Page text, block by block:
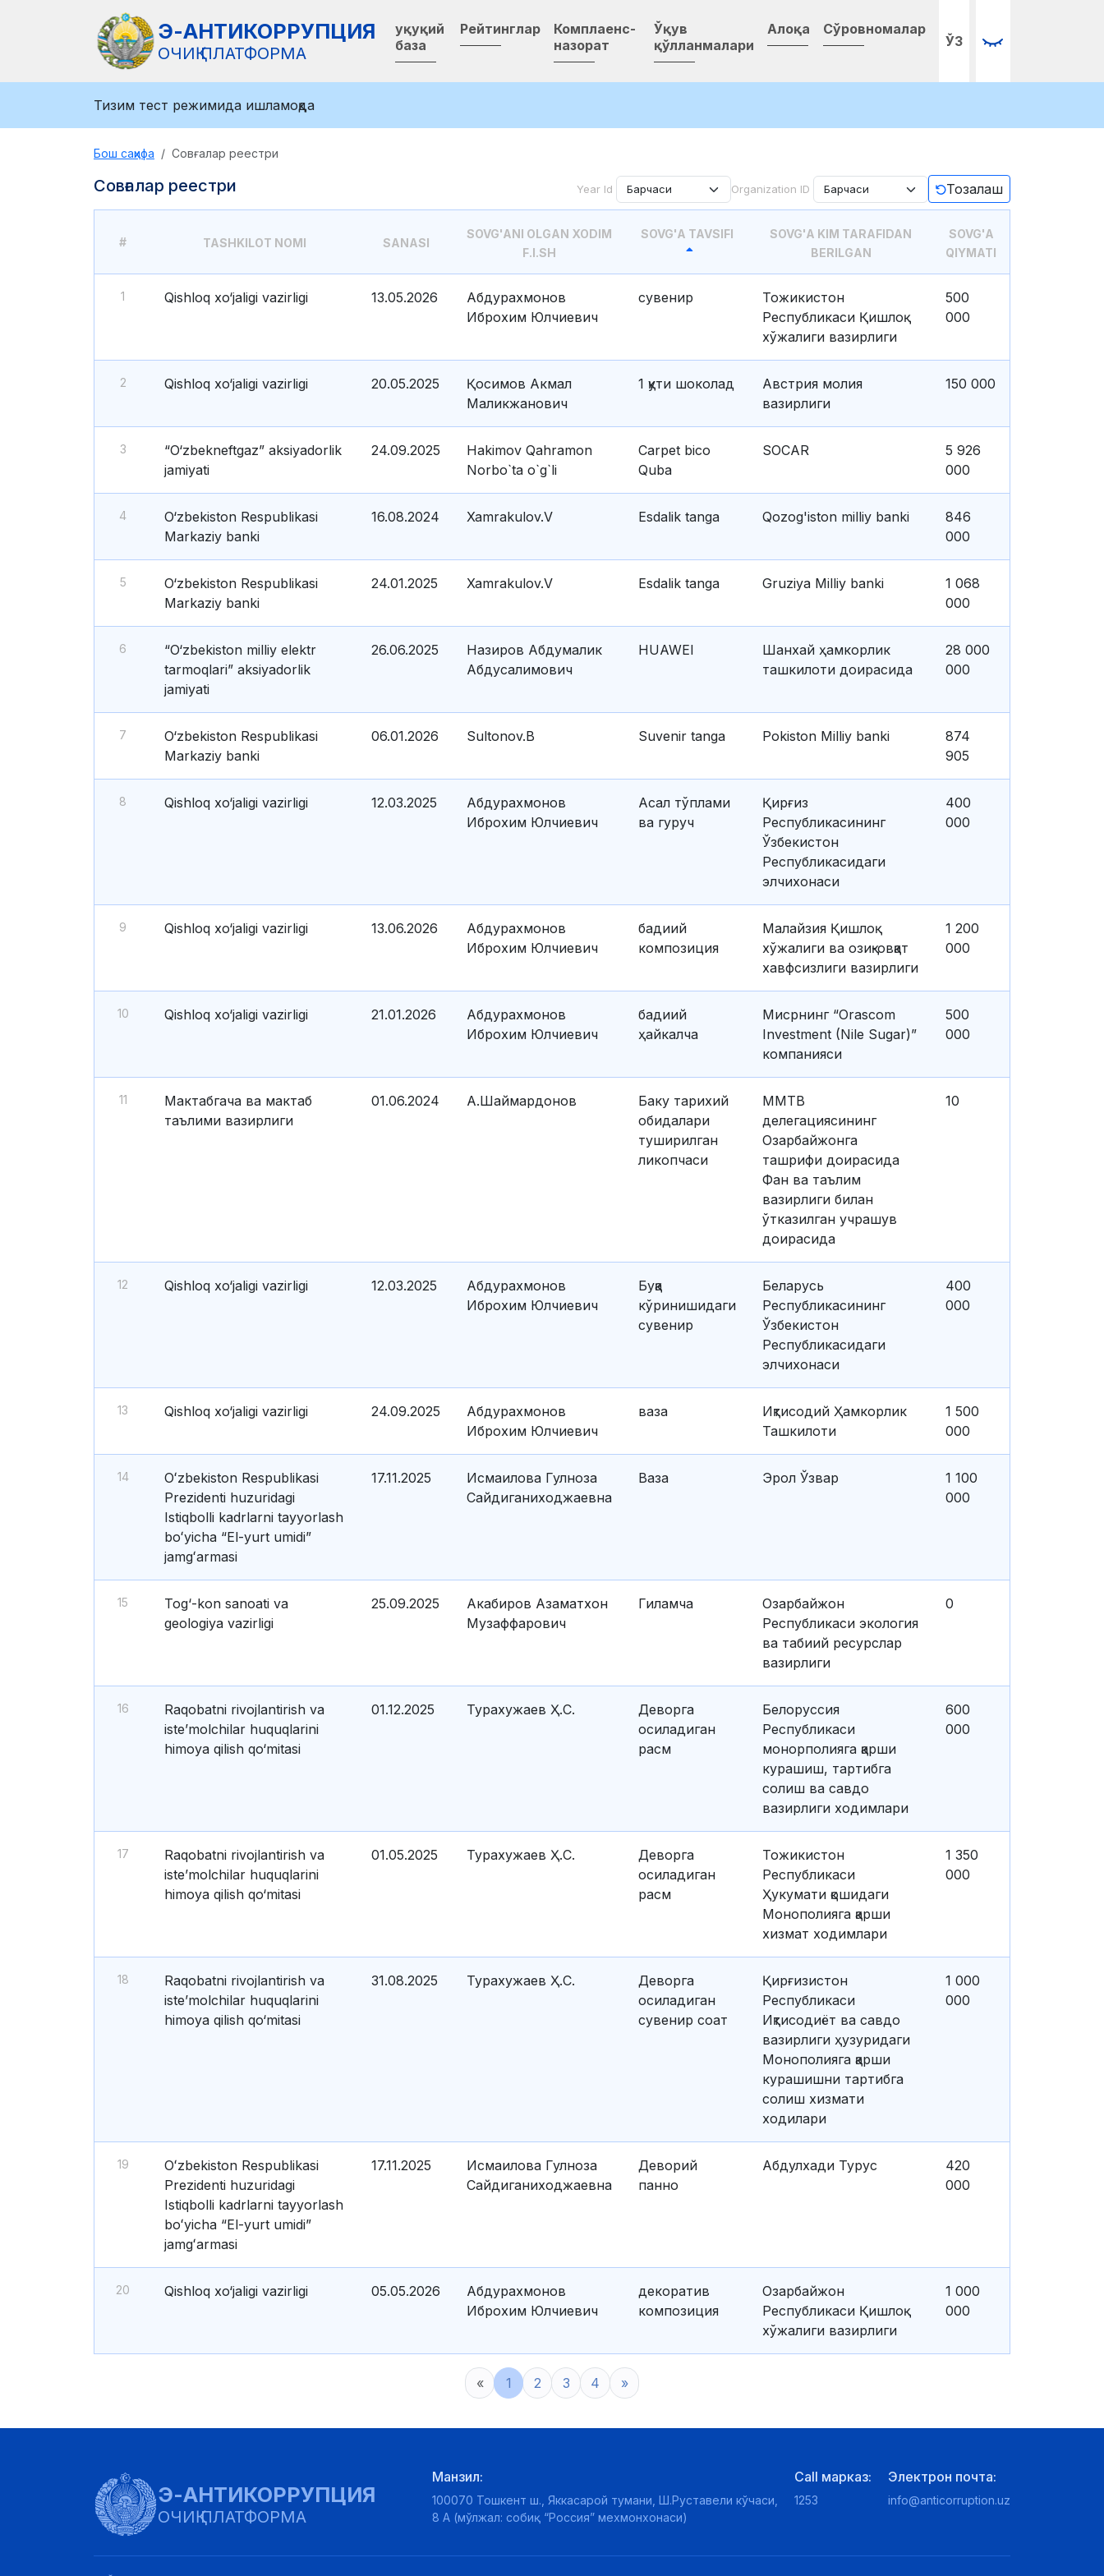
Э-АНТИКОРРУПЦИЯ
ОЧИҚ ПЛАТФОРМА
Ҳуқуқий
база
Рейтинглар
Комплаенс-
назорат
Ўқув
қўлланмалари
Алоқа Сўровномалар
ЎЗ
Тизим тест режимида ишламоқда
Бош саҳифа Совғалар реестри
Совғалар реестри Year Id Organization ID Тозалаш
# TASHKILOT NOMI SANASI
SOVG'ANI OLGAN XODIM
F.I.SH
SOVG'A TAVSIFI
SOVG'A KIM TARAFIDAN
BERILGAN
SOVG'A
QIYMATI
1 Qishloq xo‘jaligi vazirligi 13.05.2026
Абдурахмонов
Иброхим Юлчиевич
сувенир
Тожикистон
Республикаси Қишлоқ
хўжалиги вазирлиги
500
000
2 Qishloq xo‘jaligi vazirligi 20.05.2025
Қосимов Акмал
Маликжанович
1 қути шоколад
Австрия молия
вазирлиги
150 000
3
“O‘zbekneftgaz” aksiyadorlik
jamiyati
24.09.2025
Hakimov Qahramon
Norbo`ta o`g`li
Carpet bico
Quba
SOCAR
5 926
000
4
O‘zbekiston Respublikasi
Markaziy banki
16.08.2024 Xamrakulov.V Esdalik tanga Qozog'iston milliy banki
846
000
5
O‘zbekiston Respublikasi
Markaziy banki
24.01.2025 Xamrakulov.V Esdalik tanga Gruziya Milliy banki
1 068
000
6
“O‘zbekiston milliy elektr
tarmoqlari” aksiyadorlik
jamiyati
26.06.2025
Назиров Абдумалик
Абдусалимович
HUAWEI
Шанхай ҳамкорлик
ташкилоти доирасида
28 000
000
7
O‘zbekiston Respublikasi
Markaziy banki
06.01.2026 Sultonov.B Suvenir tanga Pokiston Milliy banki
874
905
8 Qishloq xo‘jaligi vazirligi 12.03.2025
Абдурахмонов
Иброхим Юлчиевич
Асал тўплами
ва гуруч
Қирғиз
Республикасининг
Ўзбекистон
Республикасидаги
элчихонаси
400
000
9 Qishloq xo‘jaligi vazirligi 13.06.2026
Абдурахмонов
Иброхим Юлчиевич
бадиий
композиция
Малайзия Қишлоқ
хўжалиги ва озиқ-овқат
хавфсизлиги вазирлиги
1 200
000
10 Qishloq xo‘jaligi vazirligi 21.01.2026
Абдурахмонов
Иброхим Юлчиевич
бадиий
ҳайкалча
Мисрнинг “Orascom
Investment (Nile Sugar)”
компанияси
500
000
11
Мактабгача ва мактаб
таълими вазирлиги
01.06.2024 А.Шаймардонов
Баку тарихий
обидалари
туширилган
ликопчаси
ММТВ
делегациясининг
Озарбайжонга
ташрифи доирасида
Фан ва таълим
вазирлиги билан
ўтказилган учрашув
доирасида
10
12 Qishloq xo‘jaligi vazirligi 12.03.2025
Абдурахмонов
Иброхим Юлчиевич
Буқа
кўринишидаги
сувенир
Беларусь
Республикасининг
Ўзбекистон
Республикасидаги
элчихонаси
400
000
13 Qishloq xo‘jaligi vazirligi 24.09.2025
Абдурахмонов
Иброхим Юлчиевич
ваза
Иқтисодий Ҳамкорлик
Ташкилоти
1 500
000
14
Oʻzbekiston Respublikasi
Prezidenti huzuridagi
Istiqbolli kadrlarni tayyorlash
boʻyicha “El-yurt umidi”
jamgʻarmasi
17.11.2025
Исмаилова Гулноза
Сайдиганиходжаевна
Ваза Эрол Ўзвар
1 100
000
15
Tog‘-kon sanoati va
geologiya vazirligi
25.09.2025
Акабиров Азаматхон
Музаффарович
Гиламча
Озарбайжон
Республикаси экология
ва табиий ресурслар
вазирлиги
0
16
Raqobatni rivojlantirish va
iste’molchilar huquqlarini
himoya qilish qo‘mitasi
01.12.2025 Турахужаев Ҳ.С.
Деворга
осиладиган
расм
Белоруссия
Республикаси
монорполияга қарши
курашиш, тартибга
солиш ва савдо
вазирлиги ходимлари
600
000
17
Raqobatni rivojlantirish va
iste’molchilar huquqlarini
himoya qilish qo‘mitasi
01.05.2025 Турахужаев Ҳ.С.
Деворга
осиладиган
расм
Тожикистон
Республикаси
Ҳукумати қошидаги
Монополияга қарши
хизмат ходимлари
1 350
000
18
Raqobatni rivojlantirish va
iste’molchilar huquqlarini
himoya qilish qo‘mitasi
31.08.2025 Турахужаев Ҳ.С.
Деворга
осиладиган
сувенир соат
Қирғизистон
Республикаси
Иқтисодиёт ва савдо
вазирлиги ҳузуридаги
Монополияга қарши
курашишни тартибга
солиш хизмати
ходилари
1 000
000
19
Oʻzbekiston Respublikasi
Prezidenti huzuridagi
Istiqbolli kadrlarni tayyorlash
boʻyicha “El-yurt umidi”
jamgʻarmasi
17.11.2025
Исмаилова Гулноза
Сайдиганиходжаевна
Деворий
панно
Абдулхади Турус
420
000
20 Qishloq xo‘jaligi vazirligi 05.05.2026
Абдурахмонов
Иброхим Юлчиевич
декоратив
композиция
Озарбайжон
Республикаси Қишлоқ
хўжалиги вазирлиги
1 000
000
« 1 2 3 4 »
Э-АНТИКОРРУПЦИЯ
ОЧИҚ ПЛАТФОРМА
Манзил:
100070 Тошкент ш., Яккасарой тумани, Ш.Руставели кўчаси,
8 А (мўлжал: собиқ “Россия” мехмонхонаси)
Call марказ:
1253
Электрон почта:
info@anticorruption.uz